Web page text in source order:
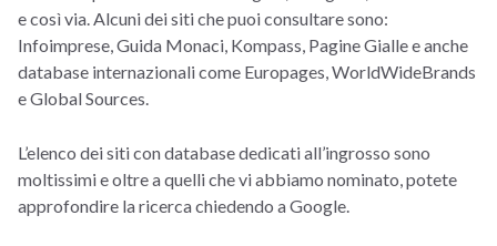
e così via. Alcuni dei siti che puoi consultare sono:
Infoimprese, Guida Monaci, Kompass, Pagine Gialle e anche
database internazionali come Europages, WorldWideBrands
e Global Sources.
L’elenco dei siti con database dedicati all’ingrosso sono
moltissimi e oltre a quelli che vi abbiamo nominato, potete
approfondire la ricerca chiedendo a Google.